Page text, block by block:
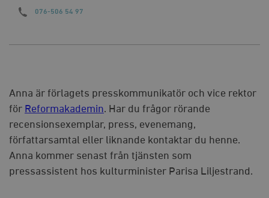
076-506 54 97
Anna är förlagets presskommunikatör och vice rektor
för Reformakademin. Har du frågor rörande
recensionsexemplar, press, evenemang,
författarsamtal eller liknande kontaktar du henne.
Anna kommer senast från tjänsten som
pressassistent hos kulturminister Parisa Liljestrand.